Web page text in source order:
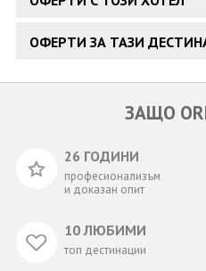
ОФЕРТИ ЗА ТАЗИ
ЗАЩО
26 ГОДИНИ
професионализъм
и доказан опит
10 ЛЮБИМИ
топ дестинации